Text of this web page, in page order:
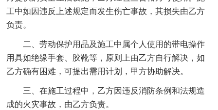
工中如因违反上述规定而发生伤亡事故，其损失由乙方
负责。
二、劳动保护用品及施工中属个人使用的带电操作
用具如绝缘手套、胶靴等，原则上由乙方自行解决，如
乙方确有困难，可提出需用计划，甲方协助解决。
三、在施工过程中，乙方因违反消防条例和法规造
成的火灾事故，由乙方负责。